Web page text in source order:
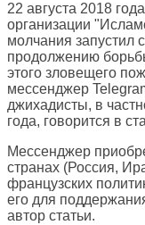
22 августа 2018
организации
молчания запустил
продолжению
этого зловещего
мессенджер
джихадисты, в
года, говорится в
Мессенджер
странах (Россия,
французских
его для
автор статьи.